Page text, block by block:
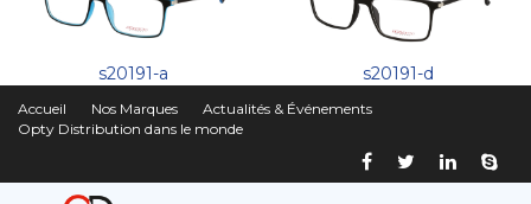
s20191-a s20191-d
Accueil Nos Marques
Actualités & Événements
Opty Distribution dans le monde